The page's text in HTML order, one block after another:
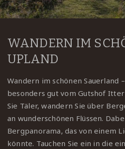
WANDERN IM
UPLAND
Wandern im schönen Sauerland
besonders gut vom Gutshof
Sie Täler, wandern Sie über
an wunderschönen Flüssen.
Bergpanorama, das von einem
könnte. Tauchen Sie ein in die